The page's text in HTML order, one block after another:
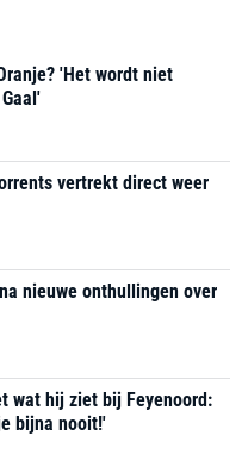
'Het wordt niet
vertrekt direct weer
nieuwe onthullingen over
wat hij ziet bij Feyenoord:
bijna nooit!'